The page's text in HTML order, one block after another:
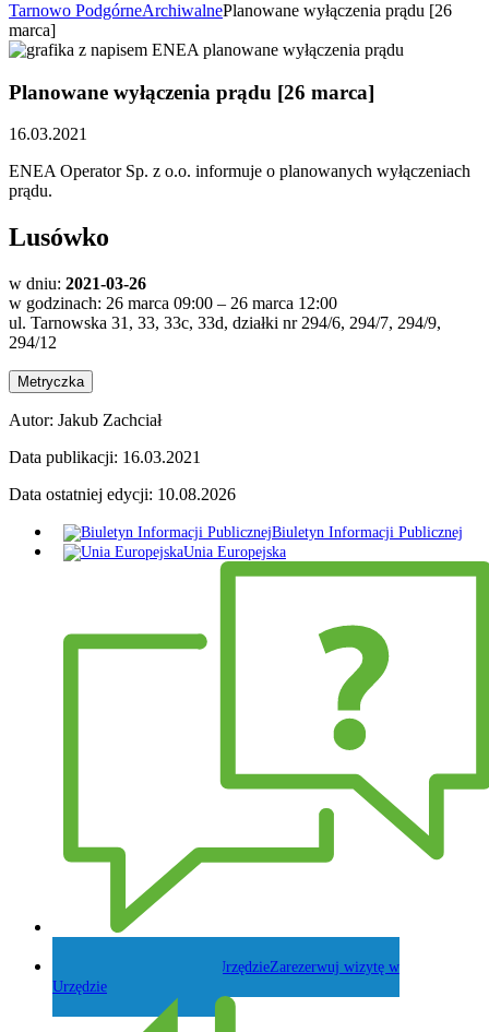
Tarnowo PodgórneArchiwalnePlanowane wyłączenia prądu [26
marca]
Planowane wyłączenia prądu [26 marca]
16.03.2021
ENEA Operator Sp. z o.o. informuje o planowanych wyłączeniach
prądu.
Lusówko
w dniu: 2021-03-26
w godzinach: 26 marca 09:00 – 26 marca 12:00
ul. Tarnowska 31, 33, 33c, 33d, działki nr 294/6, 294/7, 294/9,
294/12
Metryczka
Autor: Jakub Zachciał
Data publikacji: 16.03.2021
Data ostatniej edycji: 10.08.2026
Biuletyn Informacji Publicznej
Unia Europejska
Zarezerwuj wizytę w
Urzędzie